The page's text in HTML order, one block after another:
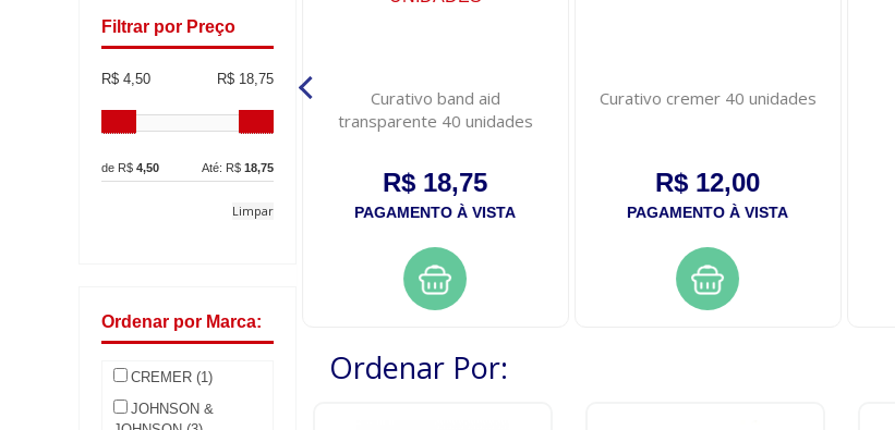
Filtrar por Preço
R$ 4,50 R$ 18,75
de R$ 4,50 Até: R$ 18,75
Limpar
Ordenar por Marca:
CREMER (1)
JOHNSON &
salvelox branco, 1,2cm x 4,5m
R$ 4,50
PAGAMENTO À VISTA
Curativo band aid
transparente 40 unidades
R$ 18,75
PAGAMENTO À VISTA
Curativo cremer 40 unidades
R$ 12,00
PAGAMENTO À VISTA
Ordenar Por: